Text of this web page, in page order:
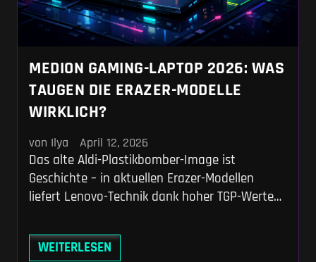
MEDION GAMING-LAPTOP 2026: WAS
TAUGEN DIE ERAZER-MODELLE
WIRKLICH?
von Ilya April 12, 2026
Das alte Aldi-Plastikbomber-Image ist
Geschichte – in aktuellen Erazer-Modellen
liefert Lenovo-Technik dank hoher TGP-Werte
1.000 Euro drückt etwa der Deputy 15 P1 mit
seiner 115-Watt-RTX-5060 teurere
WEITERLESEN